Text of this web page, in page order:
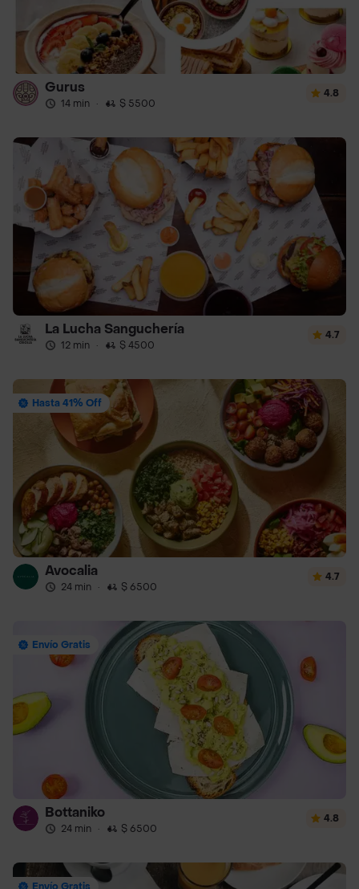
Gurus
14 min · $ 5500
4.8
La Lucha Sanguchería
12 min · $ 4500
4.7
Hasta 41% Off
Avocalia
24 min · $ 6500
4.7
Envío Gratis
Bottaniko
24 min · $ 6500
4.8